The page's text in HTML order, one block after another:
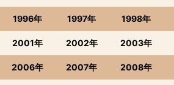
1996年 1997年 1998年
2001年 2002年 2003年
2006年 2007年 2008年